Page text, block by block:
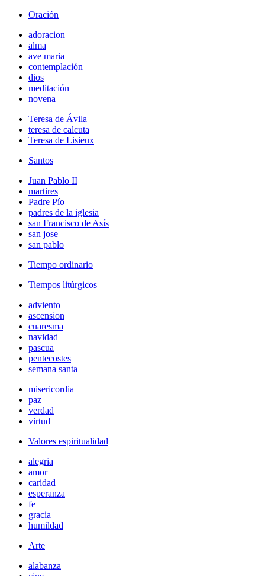
Oración
adoracion
alma
ave maria
contemplación
dios
meditación
novena
Teresa de Ávila
teresa de calcuta
Teresa de Lisieux
Santos
Juan Pablo II
martires
Padre Pío
padres de la iglesia
san Francisco de Asís
san jose
san pablo
Tiempo ordinario
Tiempos litúrgicos
adviento
ascension
cuaresma
navidad
pascua
pentecostes
semana santa
misericordia
paz
verdad
virtud
Valores espiritualidad
alegria
amor
caridad
esperanza
fe
gracia
humildad
Arte
alabanza